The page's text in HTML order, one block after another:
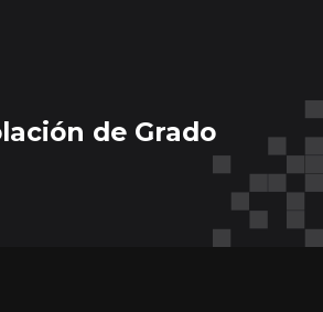
de Grado